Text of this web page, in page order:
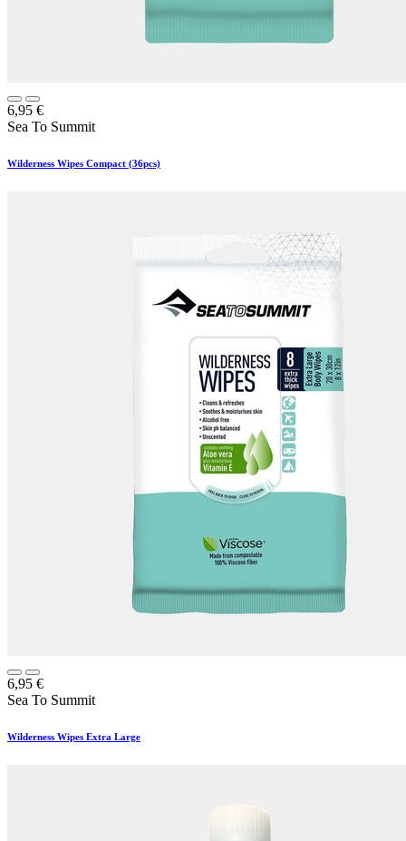
6,95 €
Sea To Summit
Wilderness Wipes Compact (36pcs)
6,95 €
Sea To Summit
Wilderness Wipes Extra Large